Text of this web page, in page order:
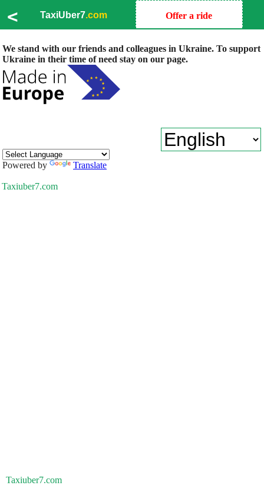
< TaxiUber7.com Offer a ride
We stand with our friends and colleagues in Ukraine. To support
Ukraine in their time of need stay on our page.
Powered by Translate
Taxiuber7.com
Taxiuber7.com